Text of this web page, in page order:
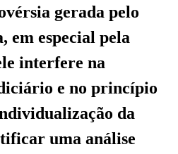
gerada pelo
em especial pela
interfere na
e no princípio
da
uma análise